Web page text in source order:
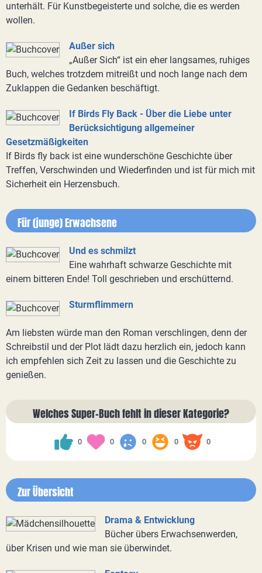
unterhält. Für Kunstbegeisterte und solche, die es werden
wollen.
Außer sich
„Außer Sich“ ist ein eher langsames, ruhiges
Buch, welches trotzdem mitreißt und noch lange nach dem
Zuklappen die Gedanken beschäftigt.
If Birds Fly Back - Über die Liebe unter
Berücksichtigung allgemeiner
Gesetzmäßigkeiten
If Birds fly back ist eine wunderschöne Geschichte über
Treffen, Verschwinden und Wiederfinden und ist für mich mit
Sicherheit ein Herzensbuch.
Für (junge) Erwachsene
Und es schmilzt
Eine wahrhaft schwarze Geschichte mit
einem bitteren Ende! Toll geschrieben und erschütternd.
Sturmflimmern
Am liebsten würde man den Roman verschlingen, denn der
Schreibstil und der Plot lädt dazu herzlich ein, jedoch kann
ich empfehlen sich Zeit zu lassen und die Geschichte zu
genießen.
Welches Super-Buch fehlt in dieser Kategorie?
0 0 0 0 0
Zur Übersicht
Drama & Entwicklung
Bücher übers Erwachsenwerden,
über Krisen und wie man sie überwindet.